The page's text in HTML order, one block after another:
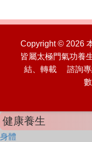
Copyright © 2026
皆屬太極門氣功養
結、轉載 諮詢專
健康養生
身體